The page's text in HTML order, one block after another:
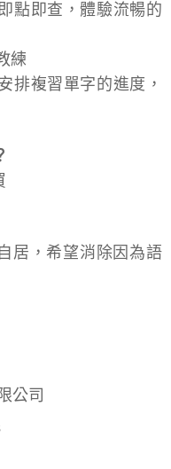
點即查，體驗流暢的
練
排複習單字的進度，
居，希望消除因為語
公司